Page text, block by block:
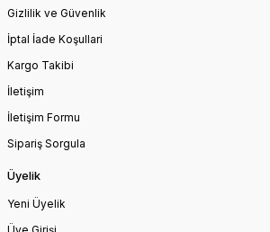
Gizlilik ve Güvenlik
İptal İade Koşullari
Kargo Takibi
İletişim
İletişim Formu
Sipariş Sorgula
Üyelik
Yeni Üyelik